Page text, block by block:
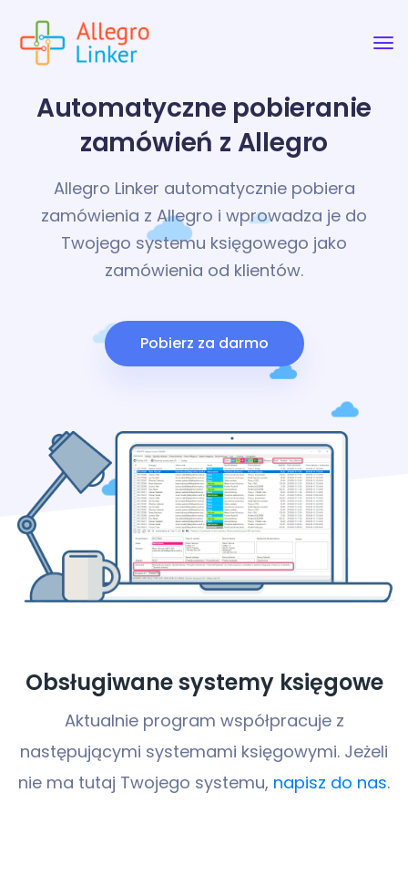
Automatyczne pobieranie
zamówień z Allegro
Allegro Linker automatycznie pobiera
zamówienia z Allegro i wprowadza je do
Twojego systemu księgowego jako
zamówienia od klientów.
Pobierz za darmo
Obsługiwane systemy księgowe
Aktualnie program współpracuje z
następującymi systemami księgowymi. Jeżeli
nie ma tutaj Twojego systemu, napisz do nas.